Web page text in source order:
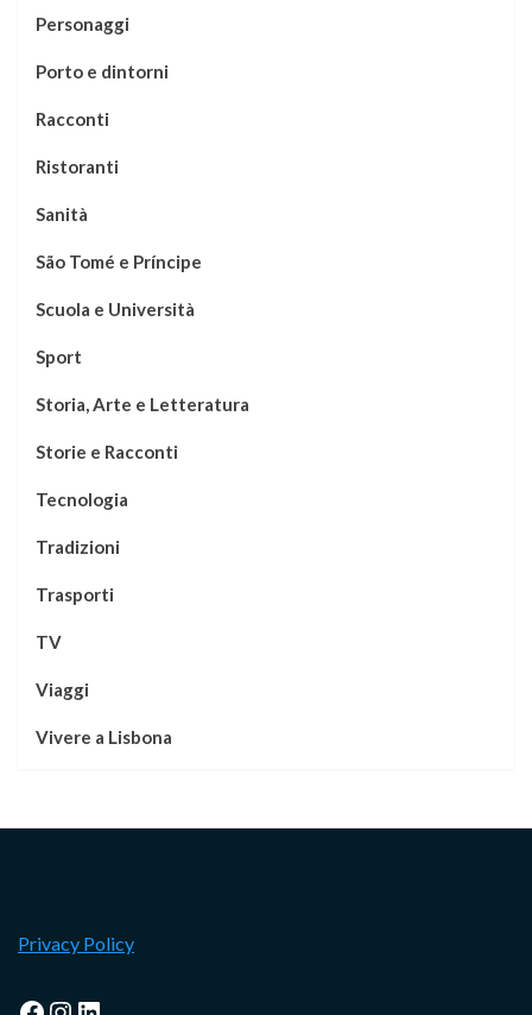
Personaggi
Porto e dintorni
Racconti
Ristoranti
Sanità
São Tomé e Príncipe
Scuola e Università
Sport
Storia, Arte e Letteratura
Storie e Racconti
Tecnologia
Tradizioni
Trasporti
TV
Viaggi
Vivere a Lisbona
Privacy Policy